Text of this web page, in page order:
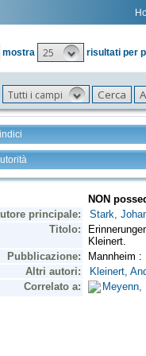
mostra
25 risultati per
Tutti i campi